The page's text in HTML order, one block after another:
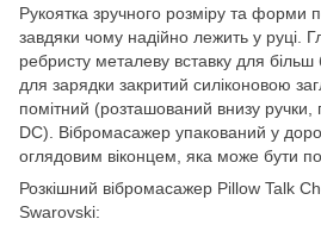
Рукоятка зручного розміру та форми
завдяки чому надійно лежить у руці.
ребристу металеву вставку для більш
для зарядки закритий силіконовою
помітний (розташований внизу ручки,
DC). Вібромасажер упакований у
оглядовим віконцем, яка може бути
Розкішний вібромасажер Pillow Talk
Swarovski: